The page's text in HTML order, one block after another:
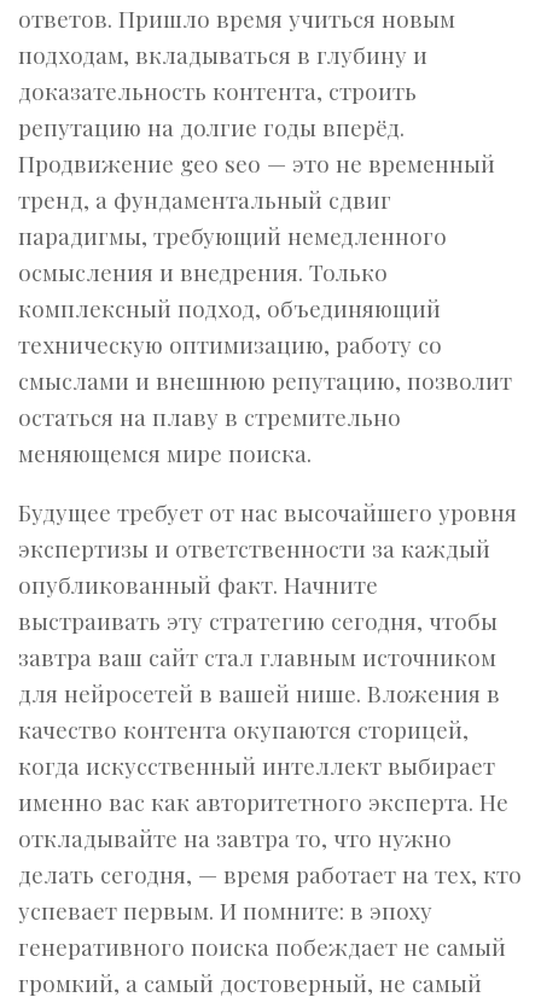
ответов. Пришло время учиться новым
подходам, вкладываться в глубину и
доказательность контента, строить
репутацию на долгие годы вперёд.
Продвижение geo seo — это не временный
тренд, а фундаментальный сдвиг
парадигмы, требующий немедленного
осмысления и внедрения. Только
комплексный подход, объединяющий
техническую оптимизацию, работу со
смыслами и внешнюю репутацию, позволит
остаться на плаву в стремительно
меняющемся мире поиска.
Будущее требует от нас высочайшего уровня
экспертизы и ответственности за каждый
опубликованный факт. Начните
выстраивать эту стратегию сегодня, чтобы
завтра ваш сайт стал главным источником
для нейросетей в вашей нише. Вложения в
качество контента окупаются сторицей,
когда искусственный интеллект выбирает
именно вас как авторитетного эксперта. Не
откладывайте на завтра то, что нужно
делать сегодня, — время работает на тех, кто
успевает первым. И помните: в эпоху
генеративного поиска побеждает не самый
громкий, а самый достоверный, не самый